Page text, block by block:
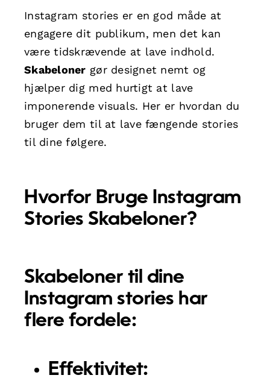
Instagram stories er en god måde at
engagere dit publikum, men det kan
være tidskrævende at lave indhold.
Skabeloner gør designet nemt og
hjælper dig med hurtigt at lave
imponerende visuals. Her er hvordan du
bruger dem til at lave fængende stories
til dine følgere.
Hvorfor Bruge Instagram
Stories Skabeloner?
Skabeloner til dine
Instagram stories har
flere fordele:
Effektivitet: